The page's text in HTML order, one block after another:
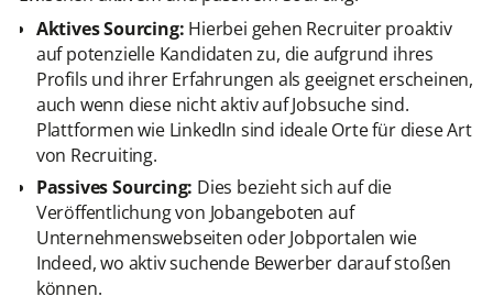
Aktives Sourcing: Hierbei gehen Recruiter proaktiv
auf potenzielle Kandidaten zu, die aufgrund ihres
Profils und ihrer Erfahrungen als geeignet erscheinen,
auch wenn diese nicht aktiv auf Jobsuche sind.
Plattformen wie LinkedIn sind ideale Orte für diese Art
von Recruiting.
Passives Sourcing: Dies bezieht sich auf die
Veröffentlichung von Jobangeboten auf
Unternehmenswebseiten oder Jobportalen wie
Indeed, wo aktiv suchende Bewerber darauf stoßen
können.